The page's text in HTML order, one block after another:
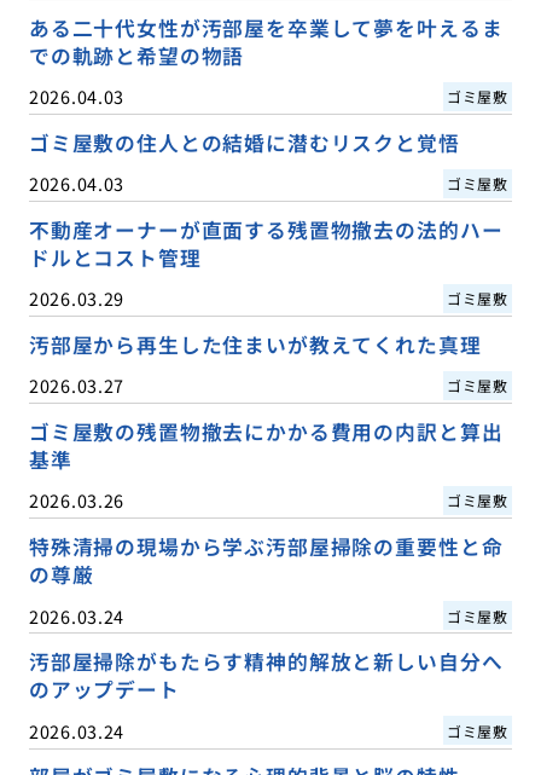
ある二十代女性が汚部屋を卒業して夢を叶えるま
での軌跡と希望の物語
2026.04.03 ゴミ屋敷
ゴミ屋敷の住人との結婚に潜むリスクと覚悟
2026.04.03 ゴミ屋敷
不動産オーナーが直面する残置物撤去の法的ハー
ドルとコスト管理
2026.03.29 ゴミ屋敷
汚部屋から再生した住まいが教えてくれた真理
2026.03.27 ゴミ屋敷
ゴミ屋敷の残置物撤去にかかる費用の内訳と算出
基準
2026.03.26 ゴミ屋敷
特殊清掃の現場から学ぶ汚部屋掃除の重要性と命
の尊厳
2026.03.24 ゴミ屋敷
汚部屋掃除がもたらす精神的解放と新しい自分へ
のアップデート
2026.03.24 ゴミ屋敷